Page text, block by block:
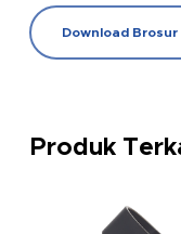
Download Brosur
Produk